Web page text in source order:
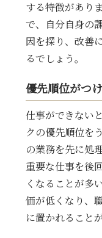
する特徴があり
で、自分自身の
因を探り、改善
るでしょう。
優先順位がつ
仕事ができない
クの優先順位を
の業務を先に処
重要な仕事を後
くなることが多
価が低くなり、
に置かれること